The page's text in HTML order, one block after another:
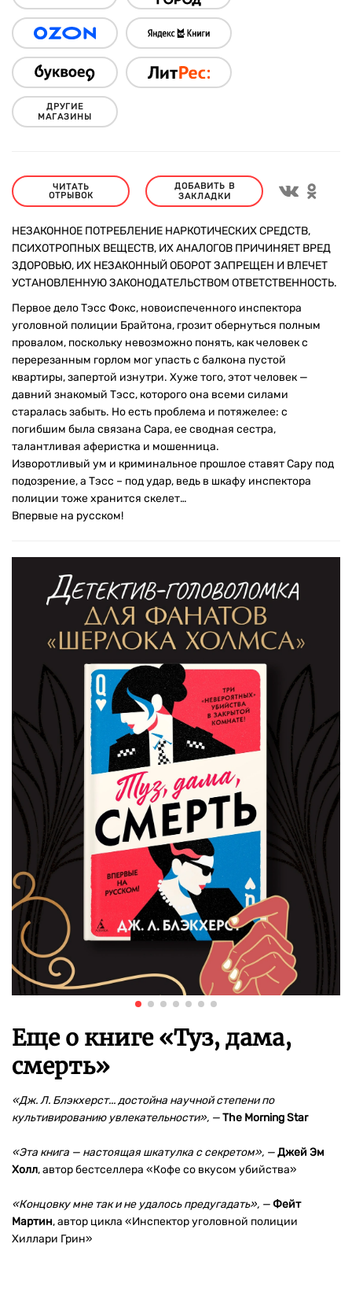
ДРУГИЕ
МАГАЗИНЫ
ЧИТАТЬ
ОТРЫВОК
ДОБАВИТЬ В
ЗАКЛАДКИ
НЕЗАКОННОЕ ПОТРЕБЛЕНИЕ НАРКОТИЧЕСКИХ СРЕДСТВ,
ПСИХОТРОПНЫХ ВЕЩЕСТВ, ИХ АНАЛОГОВ ПРИЧИНЯЕТ ВРЕД
ЗДОРОВЬЮ, ИХ НЕЗАКОННЫЙ ОБОРОТ ЗАПРЕЩЕН И ВЛЕЧЕТ
УСТАНОВЛЕННУЮ ЗАКОНОДАТЕЛЬСТВОМ ОТВЕТСТВЕННОСТЬ.
Первое дело Тэсс Фокс, новоиспеченного инспектора
уголовной полиции Брайтона, грозит обернуться полным
провалом, поскольку невозможно понять, как человек с
перерезанным горлом мог упасть с балкона пустой
квартиры, запертой изнутри. Хуже того, этот человек —
давний знакомый Тэсс, которого она всеми силами
старалась забыть. Но есть проблема и потяжелее: с
погибшим была связана Сара, ее сводная сестра,
талантливая аферистка и мошенница.
Изворотливый ум и криминальное прошлое ставят Сару под
подозрение, а Тэсс – под удар, ведь в шкафу инспектора
полиции тоже хранится скелет…
Впервые на русском!
Еще о книге «Туз, дама,
смерть»
«Дж. Л. Блэкхерст... достойна научной степени по
культивированию увлекательности», —The Morning Star
«Эта книга — настоящая шкатулка с секретом», —Джей Эм
Холл, автор бестселлера «Кофе со вкусом убийства»
«Концовку мне так и не удалось предугадать», —Фейт
Мартин, автор цикла «Инспектор уголовной полиции
Хиллари Грин»